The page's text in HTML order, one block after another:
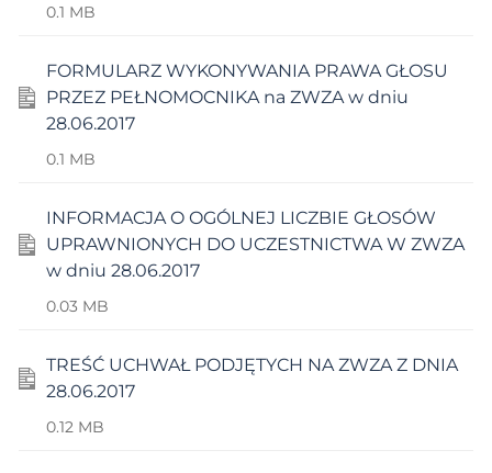
0.1 MB
FORMULARZ WYKONYWANIA PRAWA GŁOSU
PRZEZ PEŁNOMOCNIKA na ZWZA w dniu
28.06.2017
0.1 MB
INFORMACJA O OGÓLNEJ LICZBIE GŁOSÓW
UPRAWNIONYCH DO UCZESTNICTWA W ZWZA
w dniu 28.06.2017
0.03 MB
TREŚĆ UCHWAŁ PODJĘTYCH NA ZWZA Z DNIA
28.06.2017
0.12 MB